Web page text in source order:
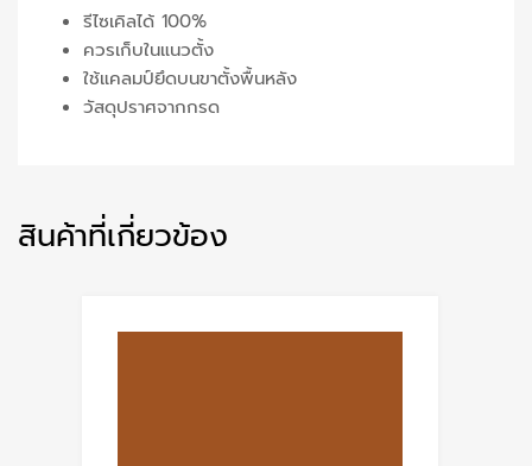
รีไซเคิลได้ 100%
ควรเก็บในแนวตั้ง
ใช้แคลมป์ยึดบนขาตั้งพื้นหลัง
วัสดุปราศจากกรด
สินค้าที่เกี่ยวข้อง